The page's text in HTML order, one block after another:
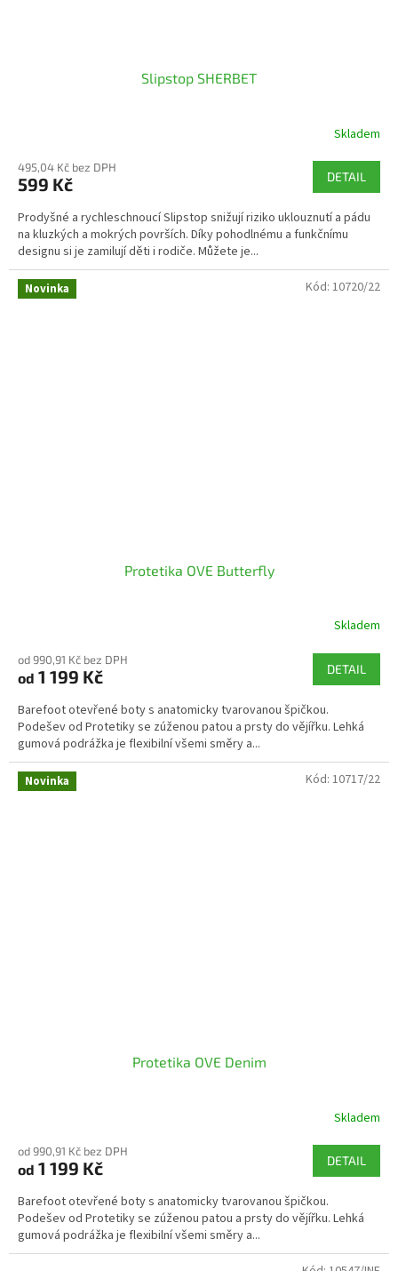
Slipstop SHERBET
Skladem
495,04 Kč bez DPH
599 Kč DETAIL
Prodyšné a rychleschnoucí Slipstop snižují riziko uklouznutí a pádu
na kluzkých a mokrých površích. Díky pohodlnému a funkčnímu
designu si je zamilují děti i rodiče. Můžete je...
Novinka
Protetika OVE Butterfly
Skladem
od 990,91 Kč bez DPH
od 1 199 Kč DETAIL
Barefoot otevřené boty s anatomicky tvarovanou špičkou.
Podešev od Protetiky se zúženou patou a prsty do vějířku. Lehká
gumová podrážka je flexibilní všemi směry a...
Kód: 10720/22
Novinka
Protetika OVE Denim
Skladem
od 990,91 Kč bez DPH
od 1 199 Kč DETAIL
Barefoot otevřené boty s anatomicky tvarovanou špičkou.
Podešev od Protetiky se zúženou patou a prsty do vějířku. Lehká
gumová podrážka je flexibilní všemi směry a...
Kód: 10717/22